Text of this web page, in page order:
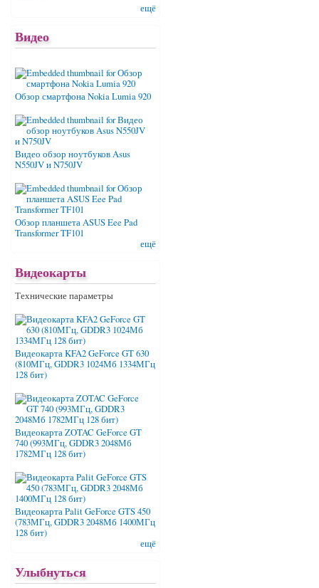
ещё
Видео
Обзор смартфона Nokia Lumia 920
Видео обзор ноутбуков Asus
N550JV и N750JV
Обзор планшета ASUS Eee Pad
Transformer TF101
ещё
Видеокарты
Технические параметры
Видеокарта KFA2 GeForce GT 630
(810МГц, GDDR3 1024Мб 1334МГц
128 бит)
Видеокарта ZOTAC GeForce GT
740 (993МГц, GDDR3 2048Мб
1782МГц 128 бит)
Видеокарта Palit GeForce GTS 450
(783МГц, GDDR3 2048Мб 1400МГц
128 бит)
ещё
Улыбнуться